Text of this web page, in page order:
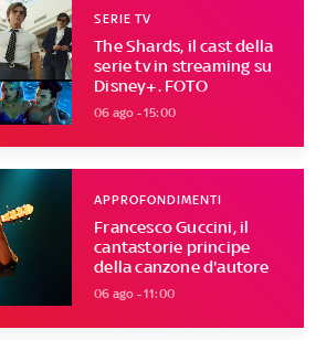
The Shards, il cast della
serie tv in streaming su
Disney+. FOTO
SERIE TV
06 ago - 15:00
Francesco Guccini, il
cantastorie principe
della canzone d'autore
APPROFONDIMENTI
06 ago - 11:00